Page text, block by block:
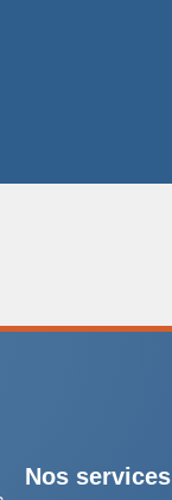
Nos services